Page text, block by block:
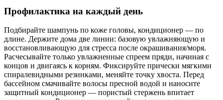
Профилактика на каждый день
Подбирайте шампунь по коже головы, кондиционер — по
длине. Держите дома две линии: базовую увлажняющую и
восстановливающую для стресса после окрашивания/моря.
Расчесывайте только увлажненные спреем пряди, начиная с
концов и двигаясь к корням. Фиксируйте прически мягкими
спиралевидными резинками, меняйте точку хвоста. Перед
бассейном смачивайте волосы пресной водой и наносите
защитный кондиционер — пористый стержень впитает